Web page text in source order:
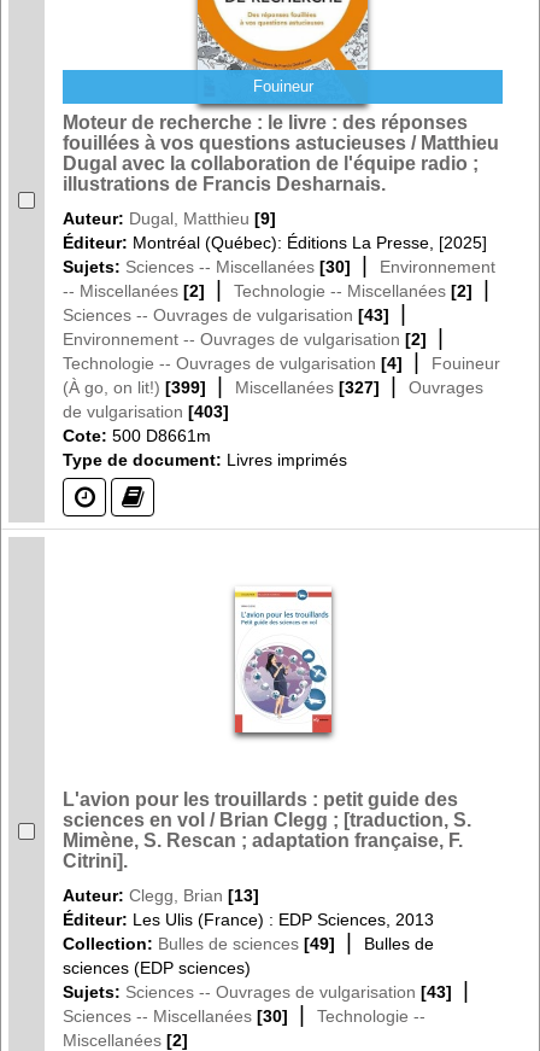
Fouineur
Moteur de recherche : le livre : des réponses
fouillées à vos questions astucieuses / Matthieu
Dugal avec la collaboration de l'équipe radio ;
illustrations de Francis Desharnais.
Auteur: Dugal, Matthieu [9]
Éditeur: Montréal (Québec): Éditions La Presse, [2025]
Sujets: Sciences -- Miscellanées [30] |
Environnement
-- Miscellanées [2] | Technologie -- Miscellanées [2] |
Sciences -- Ouvrages de vulgarisation [43] |
Environnement -- Ouvrages de vulgarisation [2] |
Technologie -- Ouvrages de vulgarisation [4] |
Fouineur
(À go, on lit!) [399] | Miscellanées [327] |
Ouvrages
de vulgarisation [403]
Cote: 500 D8661m
Type de document: Livres imprimés
(?) (?)
L'avion pour les trouillards : petit guide des
sciences en vol / Brian Clegg ; [traduction, S.
Mimène, S. Rescan ; adaptation française, F.
Citrini].
Auteur: Clegg, Brian [13]
Éditeur: Les Ulis (France) : EDP Sciences, 2013
Collection: Bulles de sciences [49] |
Bulles de
sciences (EDP sciences)
Sujets: Sciences -- Ouvrages de vulgarisation [43] |
Sciences -- Miscellanées [30] |
Technologie --
Miscellanées [2]